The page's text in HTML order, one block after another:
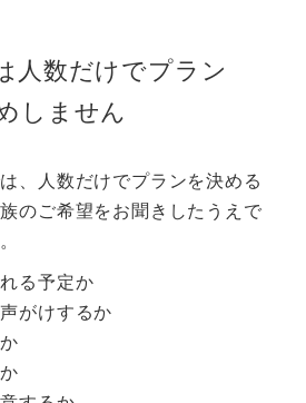
人数だけでプラン
しません
、人数だけでプランを決める
のご希望をお聞きしたうえで
る予定か
がけするか